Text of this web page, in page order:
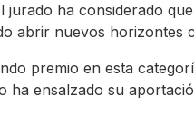
jurado ha considerado
abrir nuevos horizontes
premio en esta
ha ensalzado su